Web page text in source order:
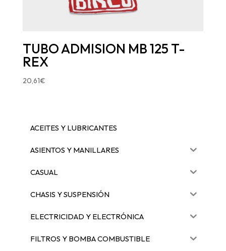
TUBO ADMISION MB 125 T-
REX
20,61€
ACEITES Y LUBRICANTES
ASIENTOS Y MANILLARES
CASUAL
CHASIS Y SUSPENSIÓN
ELECTRICIDAD Y ELECTRÓNICA
FILTROS Y BOMBA COMBUSTIBLE